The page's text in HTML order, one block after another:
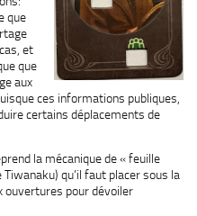
que
et
que
aux
ces informations publiques,
certains déplacements de
la mécanique de « feuille
qu’il faut placer sous la
ouvertures pour dévoiler